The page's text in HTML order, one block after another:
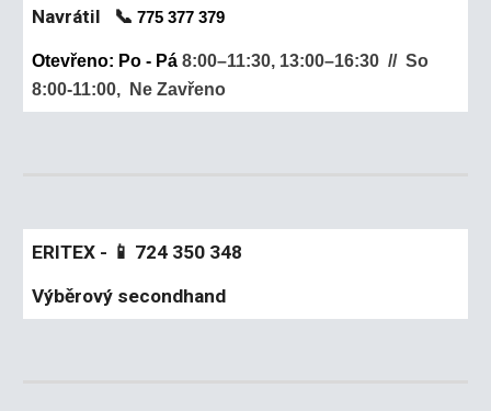
Navrátil 📞775 377 379
Otevřeno: Po - Pá8:00–11:30, 13:00–16:30 // So
8:00-11:00, Ne Zavřeno
ERITEX - 📱 724 350 348
Výběrový secondhand